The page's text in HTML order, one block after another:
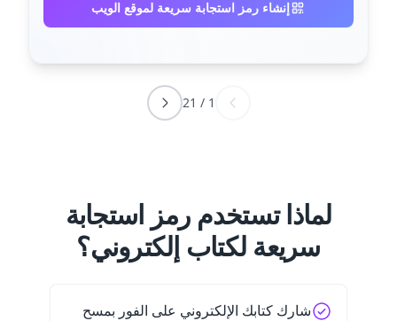
إنشاء رمز استجابة سريعة لموقع الويب
1
/
21
لماذا تستخدم رمز استجابة
سريعة لكتاب إلكتروني؟
شارك كتابك الإلكتروني على الفور بمسح